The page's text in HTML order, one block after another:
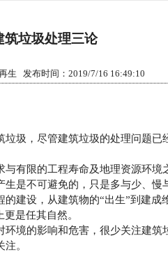
筑垃圾处理三论
生 发布时间：2019/7/16 16:49:10
，尽管建筑垃圾的处理问题已
限的工程寿命及地理资源环境
是不可避免的，只是多与少、慢
设，从建筑物的“出生”到建成
是任其自然。
的影响和危害，很少关注建筑
。